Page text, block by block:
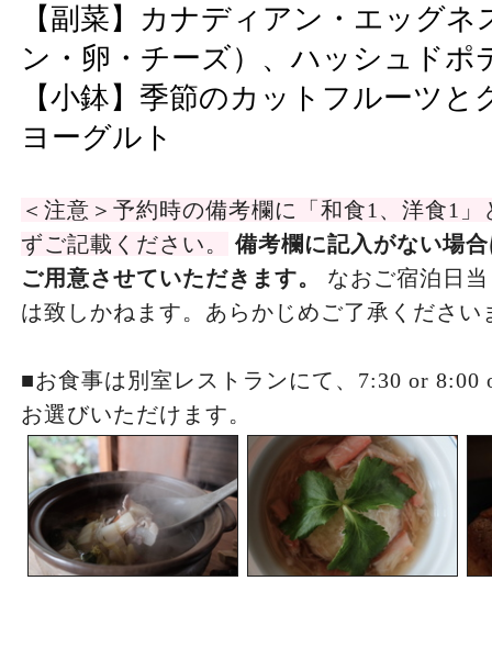
【副菜】カナディアン・エッグネ
ン・卵・チーズ）、ハッシュドポ
【小鉢】季節のカットフルーツと
ヨーグルト
＜注意＞予約時の備考欄に「和食1、洋食1
ずご記載ください。
備考欄に記入がない場
ご用意させていただきます。
なおご宿泊日
は致しかねます。あらかじめご了承ください
■お食事は別室レストランにて、7:30 or 8:00
お選びいただけます。